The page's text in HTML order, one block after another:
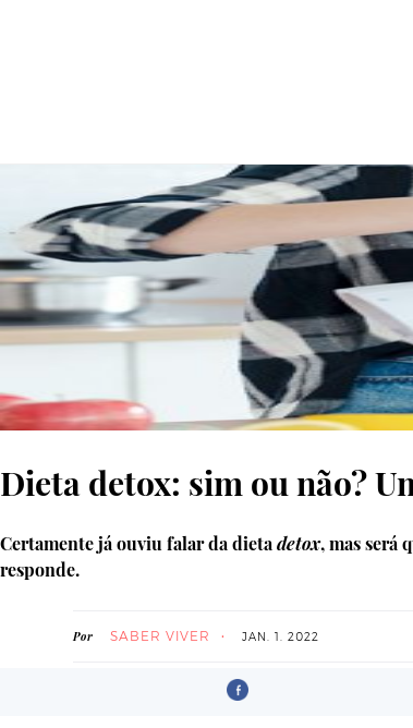
© SHUTTERSTOCK
Dieta detox: sim ou não?
Certamente já ouviu falar da dietadetox, mas será
responde.
Por SABER VIVER JAN. 1. 2022